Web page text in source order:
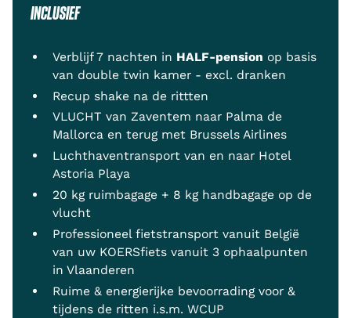
INCLUSIEF
Verblijf 7 nachten in HALF-pension op basis
van double twin kamer - excl. dranken
Recup shake na de rittten
VLUCHT van Zaventem naar Palma de
Mallorca en terug met Brussels Airlines
Luchthaventransport van en naar Hotel
Astoria Playa
20 kg ruimbagage + 8 kg handbagage op de
vlucht
Professioneel fietstransport vanuit België
van uw KOERSfiets vanuit 3 ophaalpunten
in Vlaanderen
Ruime & energierijke bevoorrading voor &
tijdens de ritten i.s.m. WCUP